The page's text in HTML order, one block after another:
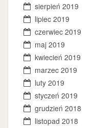
sierpień 2019
lipiec 2019
czerwiec 2019
maj 2019
kwiecień 2019
marzec 2019
luty 2019
styczeń 2019
grudzień 2018
listopad 2018